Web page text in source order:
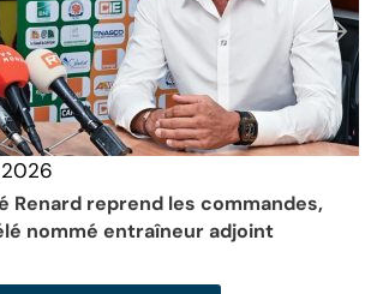
Renard reprend les commandes,
nommé entraîneur adjoint